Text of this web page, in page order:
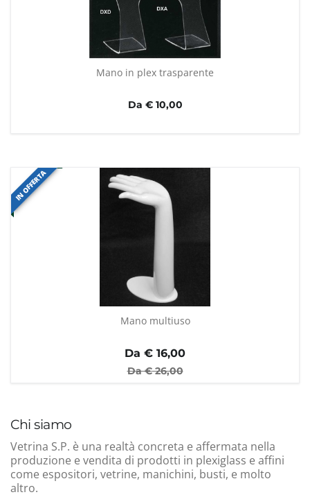
Chi siamo
Vetrina S.P. è una realtà concreta e affermata nella
produzione e vendita di prodotti in plexiglass e affini
come espositori, vetrine, manichini, busti, e molto
altro.
Mano in plex trasparente
Da € 10,00
IN OFFERTA
Mano multiuso
Da € 16,00
Da €26,00